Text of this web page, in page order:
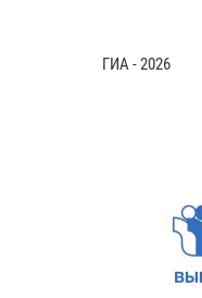
ГИА - 2026